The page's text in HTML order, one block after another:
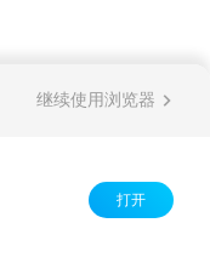
继续使用浏览器
打开